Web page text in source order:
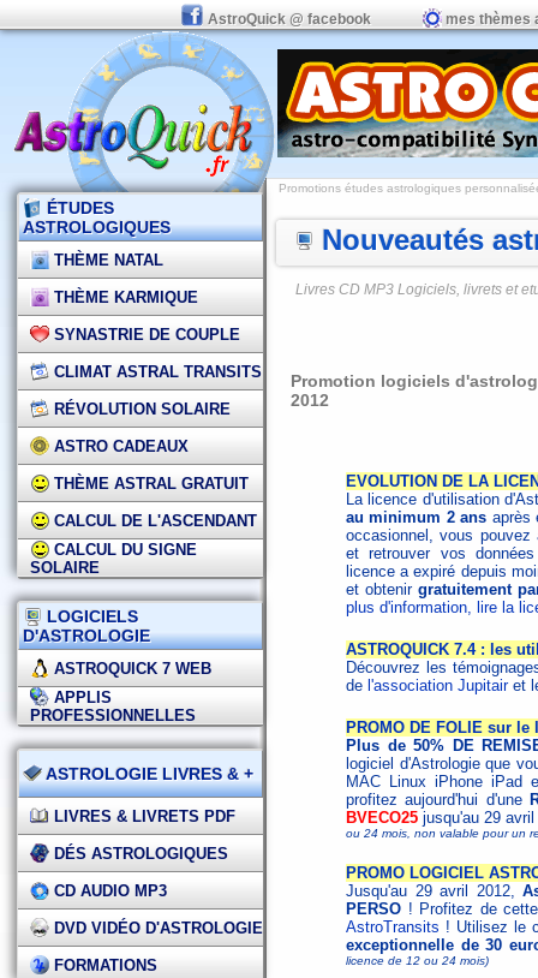
AstroQuick @ facebook mes thèmes
ÉTUDES
ASTROLOGIQUES
THÈME NATAL
THÈME KARMIQUE
SYNASTRIE DE COUPLE
CLIMAT ASTRAL TRANSITS
RÉVOLUTION SOLAIRE
ASTRO CADEAUX
THÈME ASTRAL GRATUIT
CALCUL DE L'ASCENDANT
CALCUL DU SIGNE
SOLAIRE
LOGICIELS
D'ASTROLOGIE
ASTROQUICK 7 WEB
APPLIS
PROFESSIONNELLES
ASTROLOGIE LIVRES & +
LIVRES & LIVRETS PDF
DÉS ASTROLOGIQUES
CD AUDIO MP3
DVD VIDÉO D'ASTROLOGIE
FORMATIONS
Promotions études astrologiques
Nouveautés
Livres CD MP3 Logiciels, livrets et
Promotion logiciels
2012
EVOLUTION DE LA
La licence d'utilisation
au minimum 2 ans après
occasionnel, vous
et retrouver vos
licence a expiré depuis
et obtenir gratuitement
plus d'information, lire la
ASTROQUICK 7.4 : les
Découvrez les
de l'association Jupitairet
PROMO DE FOLIE sur
Plus de 50% DE
logiciel d'Astrologie que
MAC Linux iPhone iPad
profitez aujourd'hui d'une
BVECO25 jusqu'au 29
ou 24 mois, non valable pour un
PROMO LOGICIEL
Jusqu'au 29 avril 2012,
PERSO ! Profitez de
AstroTransits ! Utilisez le
exceptionnelle de 30
licence de 12 ou 24 mois)